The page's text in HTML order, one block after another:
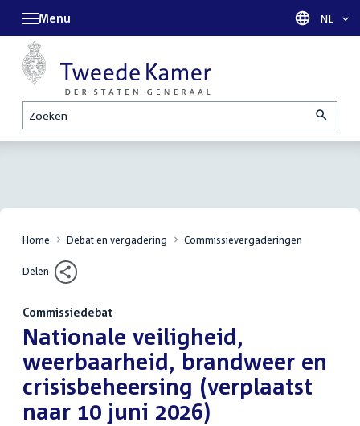
Zoeken
Menu Taal
NL
Home Debat en vergadering Commissievergaderingen
Delen
Commissiedebat
:Nationale veiligheid,
weerbaarheid, brandweer en
crisisbeheersing (verplaatst
naar 10 juni 2026)